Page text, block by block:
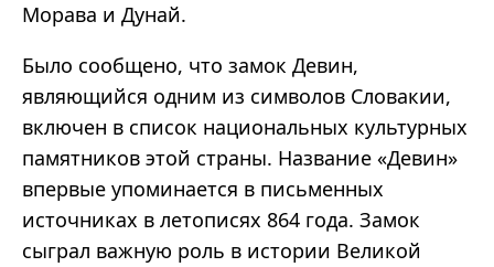
Морава и Дунай.
Было сообщено, что замок Девин,
являющийся одним из символов Словакии,
включен в список национальных культурных
памятников этой страны. Название «Девин»
впервые упоминается в письменных
источниках в летописях 864 года. Замок
сыграл важную роль в истории Великой